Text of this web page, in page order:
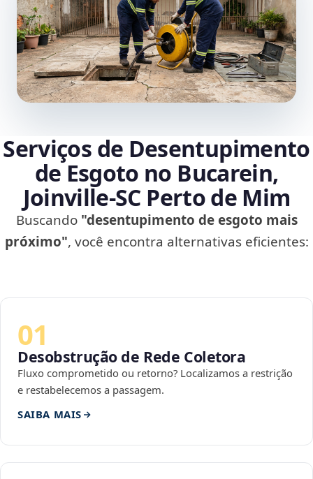
Serviços de Desentupimento
de Esgoto no Bucarein,
Joinville‑SC Perto de Mim
Buscando "desentupimento de esgoto mais
próximo", você encontra alternativas eficientes:
01
Desobstrução de Rede Coletora
Fluxo comprometido ou retorno? Localizamos a restrição
e restabelecemos a passagem.
SAIBA MAIS